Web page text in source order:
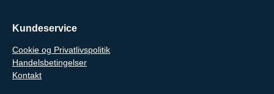
Kundeservice
Cookie og Privatlivspolitik
Handelsbetingelser
Kontakt